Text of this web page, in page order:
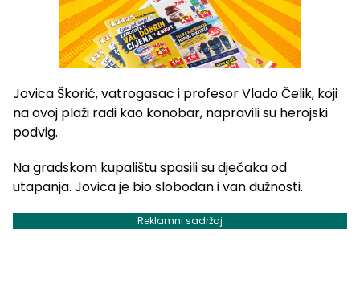
Jovica Škorić, vatrogasac i profesor Vlado Čelik, koji
na ovoj plaži radi kao konobar, napravili su herojski
podvig.
Na gradskom kupalištu spasili su dječaka od
utapanja. Jovica je bio slobodan i van dužnosti.
Reklamni sadržaj